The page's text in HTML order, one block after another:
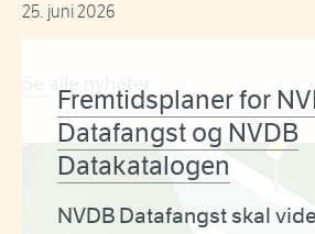
25. juni 2026
Fremtidsplaner for
Datafangst og NVDB
Datakatalogen
NVDB Datafangst skal